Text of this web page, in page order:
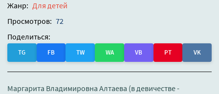
Жанр: Для детей
Просмотров: 72
Поделиться:
TG FB TW WA VB PT VK
Маргарита Владимировна Алтаева (в девичестве -